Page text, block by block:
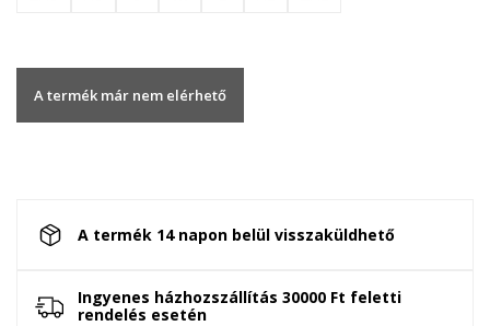
A termék már nem elérhető
A termék 14 napon belül visszaküldhető
Ingyenes házhozszállítás 30000 Ft feletti
rendelés esetén